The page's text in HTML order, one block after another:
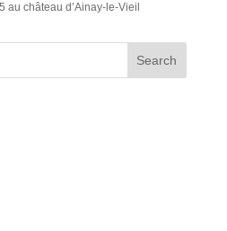
au château d’Ainay-le-Vieil